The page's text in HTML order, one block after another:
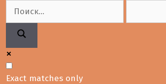
содержимому
Exact matches only